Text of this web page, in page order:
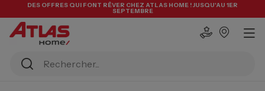
DES OFFRES QUI FONT RÊVER CHEZ ATLAS HOME ! JUSQU'AU 1ER
SEPTEMBRE